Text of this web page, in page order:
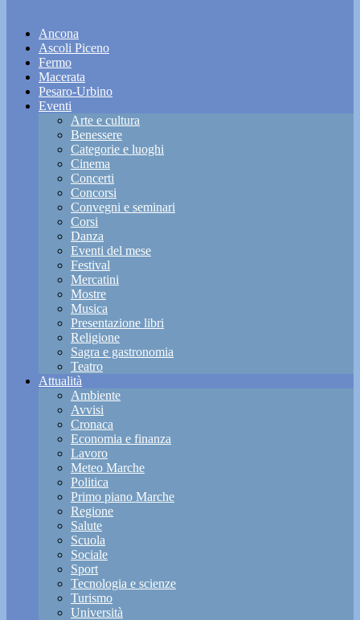
Ancona
Ascoli Piceno
Fermo
Macerata
Pesaro-Urbino
Eventi
Arte e cultura
Benessere
Categorie e luoghi
Cinema
Concerti
Concorsi
Convegni e seminari
Corsi
Danza
Eventi del mese
Festival
Mercatini
Mostre
Musica
Presentazione libri
Religione
Sagra e gastronomia
Teatro
Attualità
Ambiente
Avvisi
Cronaca
Economia e finanza
Lavoro
Meteo Marche
Politica
Primo piano Marche
Regione
Salute
Scuola
Sociale
Sport
Tecnologia e scienze
Turismo
Università